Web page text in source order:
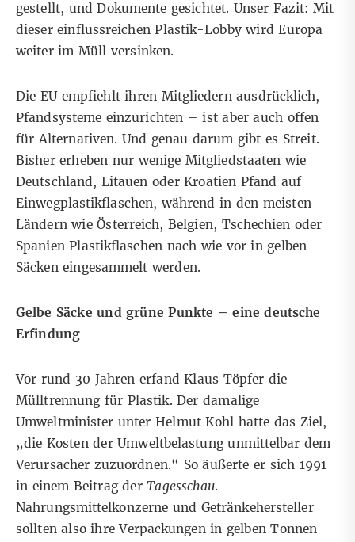
gestellt, und Dokumente gesichtet. Unser Fazit: Mit
dieser einflussreichen Plastik-Lobby wird Europa
weiter im Müll versinken.
Die EU empfiehlt ihren Mitgliedern ausdrücklich,
Pfandsysteme einzurichten – ist aber auch offen
für Alternativen. Und genau darum gibt es Streit.
Bisher erheben nur wenige Mitgliedstaaten wie
Deutschland, Litauen oder Kroatien Pfand auf
Einwegplastikflaschen, während in den meisten
Ländern wie Österreich, Belgien, Tschechien oder
Spanien Plastikflaschen nach wie vor in gelben
Säcken eingesammelt werden.
Gelbe Säcke und grüne Punkte – eine deutsche
Erfindung
Vor rund 30 Jahren erfand Klaus Töpfer die
Mülltrennung für Plastik. Der damalige
Umweltminister unter Helmut Kohl hatte das Ziel,
„die Kosten der Umweltbelastung unmittelbar dem
Verursacher zuzuordnen.“ So äußerte er sich 1991
in einem Beitrag derTagesschau.
Nahrungsmittelkonzerne und Getränkehersteller
sollten also ihre Verpackungen in gelben Tonnen